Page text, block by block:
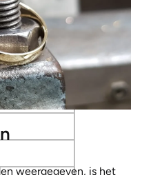
weergegeven, is het